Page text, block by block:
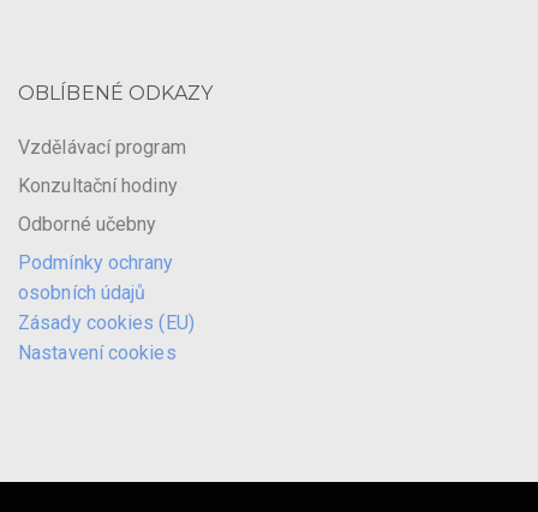
OBLÍBENÉ ODKAZY
Vzdělávací program
Konzultační hodiny
Odborné učebny
Podmínky ochrany
osobních údajů
Zásady cookies (EU)
Nastavení cookies